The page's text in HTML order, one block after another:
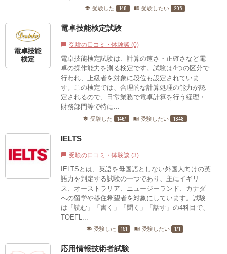
school 受験した 148 menu_book 受験したい 205
電卓技能検定試験
chat_bubble 受験の口コミ・体験談 (0)
電卓技能検定試験は、計算の速さ・正確さなど電
卓の操作能力を測る検定です。試験は4つの区分で
行われ、上級者を対象に段位も設定されていま
す。この検定では、合理的な計算処理の能力が認
定されるので、日常業務で電卓計算を行う経理・
財務部門等で特に...
school 受験した 1467 menu_book 受験したい 1848
IELTS
chat_bubble 受験の口コミ・体験談 (3)
IELTSとは、英語を母国語としない外国人向けの英
語力を判定する試験の一つであり、主にイギリ
ス、オーストラリア、ニュージーランド、カナダ
への留学や移住希望者を対象にしています。試験
は「読む」「書く」「聞く」「話す」の4科目で、
TOEFL...
school 受験した 151 menu_book 受験したい 171
応用情報技術者試験